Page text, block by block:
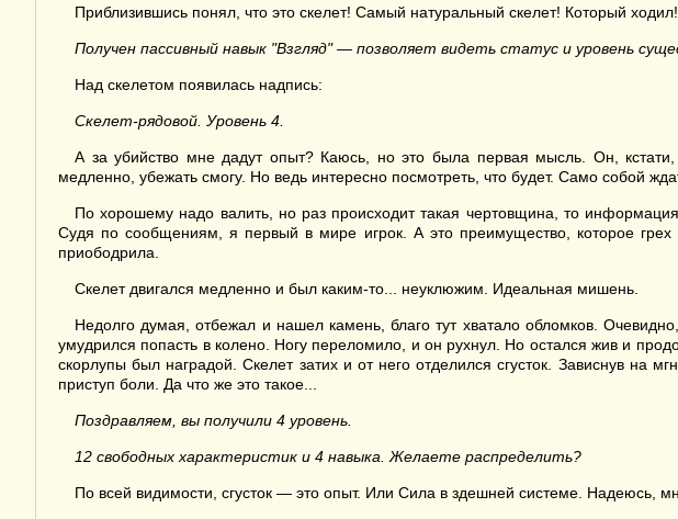
Приблизившись понял, что это скелет! Самый натуральный скелет! Который
Получен пассивный навык "Взгляд" — позволяет видеть статус и уровень
Над скелетом появилась надпись:
Скелет-рядовой. Уровень 4.
А за убийство мне дадут опыт? Каюсь, но это была первая мысль. Он,
медленно, убежать смогу. Но ведь интересно посмотреть, что будет. Само собой
По хорошему надо валить, но раз происходит такая чертовщина, то
Судя по сообщениям, я первый в мире игрок. А это преимущество, которое
приободрила.
Скелет двигался медленно и был каким-то... неуклюжим. Идеальная мишень.
Недолго думая, отбежал и нашел камень, благо тут хватало обломков.
умудрился попасть в колено. Ногу переломило, и он рухнул. Но остался жив и
скорлупы был наградой. Скелет затих и от него отделился сгусток. Зависнув на
приступ боли. Да что же это такое...
Поздравляем, вы получили 4 уровень.
12 свободных характеристик и 4 навыка. Желаете распределить?
По всей видимости, сгусток — это опыт. Или Сила в здешней системе. Надеюсь,